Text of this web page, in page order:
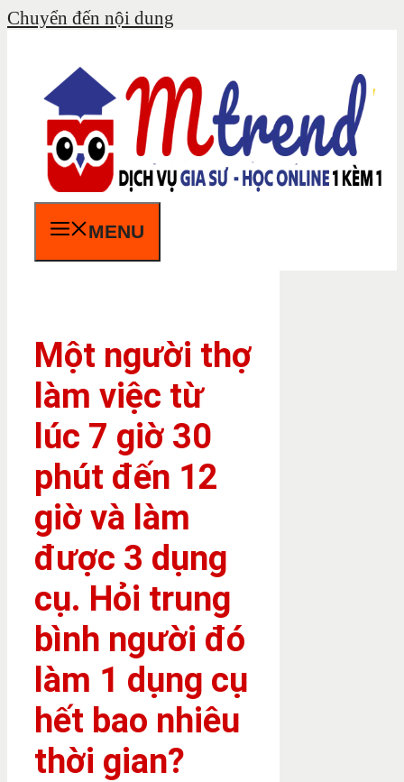
Chuyển đến nội dung
MENU
Một người thợ
làm việc từ
lúc 7 giờ 30
phút đến 12
giờ và làm
được 3 dụng
cụ. Hỏi trung
bình người đó
làm 1 dụng cụ
hết bao nhiêu
thời gian?